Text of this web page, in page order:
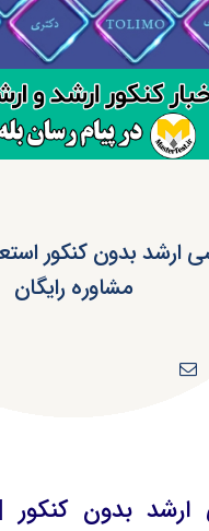
ارشد بدون کنکور
مشاوره رایگان
ارشد بدون کنکور